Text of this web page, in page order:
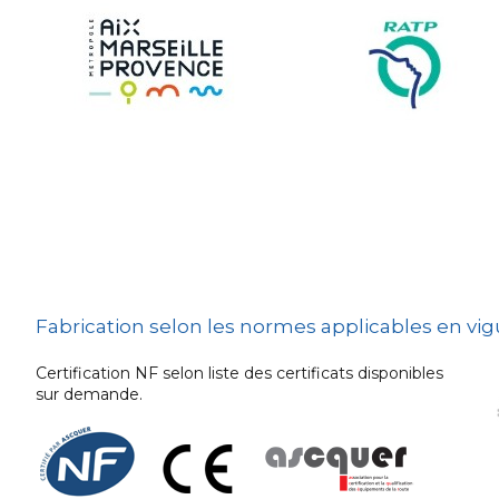
Urban
embarquée
Fabrication selon les normes applicables en
Certification NF selon liste des certificats disponibles
sur demande.